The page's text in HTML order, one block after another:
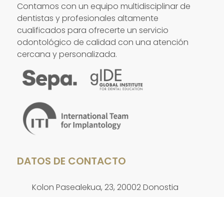
Contamos con un equipo multidisciplinar de
dentistas y profesionales altamente
cualificados para ofrecerte un servicio
odontológico de calidad con una atención
cercana y personalizada.
DATOS DE CONTACTO
Kolon Pasealekua, 23, 20002 Donostia